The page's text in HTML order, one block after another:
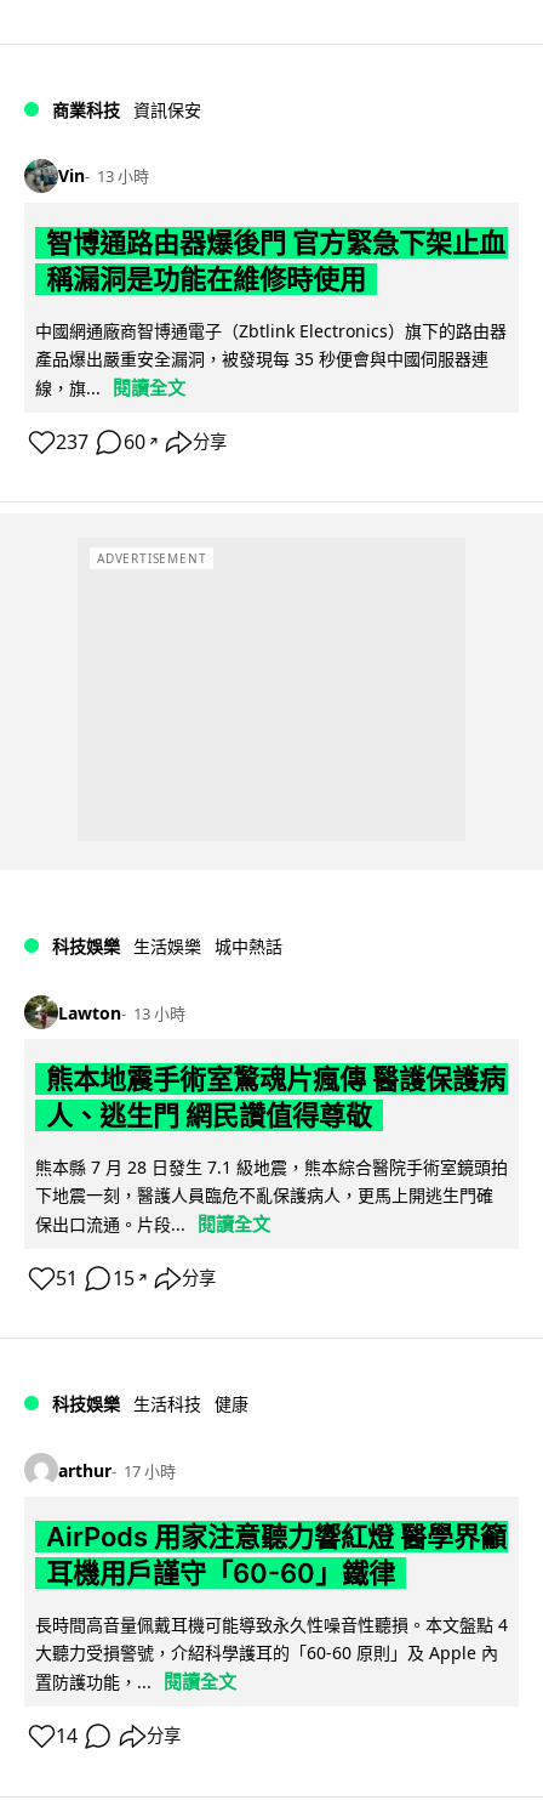
商業科技 資訊保安
Vin 13 小時
智博通路由器爆後門 官方緊急下架止血
稱漏洞是功能在維修時使用
中國網通廠商智博通電子（Zbtlink Electronics）旗下的路由器
產品爆出嚴重安全漏洞，被發現每 35 秒便會與中國伺服器連
線，旗...
閱讀全文
237 60 ↗ 分享
ADVERTISEMENT
科技娛樂 生活娛樂 城中熱話
Lawton 13 小時
熊本地震手術室驚魂片瘋傳 醫護保護病
人、逃生門 網民讚值得尊敬
熊本縣 7 月 28 日發生 7.1 級地震，熊本綜合醫院手術室鏡頭拍
下地震一刻，醫護人員臨危不亂保護病人，更馬上開逃生門確
保出口流通。片段...
閱讀全文
51 15 ↗ 分享
科技娛樂 生活科技 健康
arthur 17 小時
AirPods 用家注意聽力響紅燈 醫學界籲
耳機用戶謹守「60-60」鐵律
長時間高音量佩戴耳機可能導致永久性噪音性聽損。本文盤點 4
大聽力受損警號，介紹科學護耳的「60-60 原則」及 Apple 內
置防護功能，...
閱讀全文
14 分享